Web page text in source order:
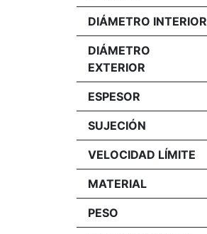
DIÁMETRO INTERIOR
DIÁMETRO
EXTERIOR
ESPESOR
SUJECIÓN
VELOCIDAD LÍMITE
MATERIAL
PESO